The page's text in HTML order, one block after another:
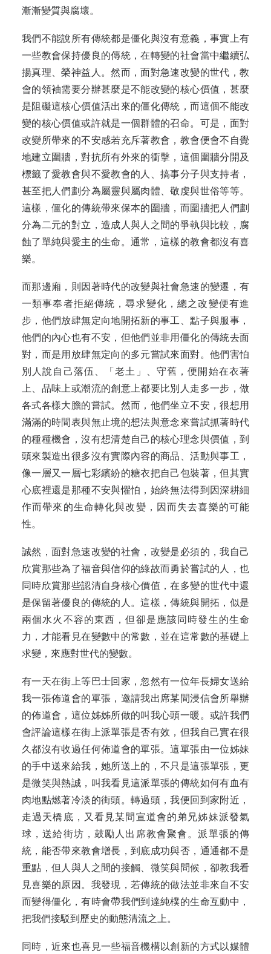
漸漸變質與腐壞。
我們不能說所有傳統都是僵化與沒有意義，事實上有
一些教會保持優良的傳統，在轉變的社會當中繼續弘
揚真理、榮神益人。然而，面對急速改變的世代，教
會的領袖需要分辦甚麼是不能改變的核心價值，甚麼
是阻礙這核心價值活出來的僵化傳統，而這個不能改
變的核心價值或許就是一個群體的召命。可是，面對
改變所帶來的不安感若充斥著教會，教會便會不自覺
地建立圍牆，對抗所有外來的衝擊，這個圍牆分開及
標籤了愛教會與不愛教會的人、搞事分子與支持者，
甚至把人們劃分為屬靈與屬肉體、敬虔與世俗等等。
這樣，僵化的傳統帶來保本的圍牆，而圍牆把人們劃
分為二元的對立，造成人與人之間的爭執與比較，腐
蝕了單純與愛主的生命。通常，這樣的教會都沒有喜
樂。
而那邊廂，則因著時代的改變與社會急速的變遷，有
一類事奉者拒絕傳統，尋求變化，總之改變便有進
步，他們放肆無定向地開拓新的事工、點子與服事，
他們的內心也有不安，但他們並非用僵化的傳統去面
對，而是用放肆無定向的多元嘗試來面對。他們害怕
別人說自己落伍、「老土」、守舊，便開始在衣著
上、品味上或潮流的創意上都要比別人走多一步，做
各式各樣大膽的嘗試。然而，他們坐立不安，很想用
滿滿的時間表與無止境的想法與意念來嘗試抓著時代
的種種機會，沒有想清楚自己的核心理念與價值，到
頭來製造出很多沒有實際內容的商品、活動與事工，
像一層又一層七彩繽紛的糖衣把自己包裝著，但其實
心底裡還是那種不安與懼怕，始終無法得到因深耕細
作而帶來的生命轉化與改變，因而失去喜樂的可能
性。
誠然，面對急速改變的社會，改變是必須的，我自己
欣賞那些為了福音與信仰的綠故而勇於嘗試的人，也
同時欣賞那些認清自身核心價值，在多變的世代中還
是保留著優良的傳統的人。這樣，傳統與開拓，似是
兩個水火不容的東西，但卻是應該同時發生的生命
力，才能看見在變數中的常數，並在這常數的基礎上
求變，來應對世代的變數。
有一天在街上等巴士回家，忽然有一位年長婦女送給
我一張佈道會的單張，邀請我出席某間浸信會所舉辦
的佈道會，這位姊姊所做的叫我心頭一暖。或許我們
會評論這樣在街上派單張是否有效，但我自己實在很
久都沒有收過任何佈道會的單張。這單張由一位姊妹
的手中送來給我，她所送上的，不只是這張單張，更
是微笑與熱誠，叫我看見這派單張的傳統如何有血有
肉地點燃著冷淡的街頭。轉過頭，我便回到家附近，
走過天橋底，又看見某間宣道會的弟兄姊妹派發氣
球，送給街坊，鼓勵人出席教會聚會。派單張的傳
統，能否帶來教會增長，到底成功與否，通通都不是
重點，但人與人之間的接觸、微笑與問候，卻教我看
見喜樂的原因。我發現，若傳統的做法並非來自不安
而變得僵化，有時會帶我們到達純樸的生命互動中，
把我們接駁到歷史的動態清流之上。
同時，近來也喜見一些福音機構以創新的方式以媒體